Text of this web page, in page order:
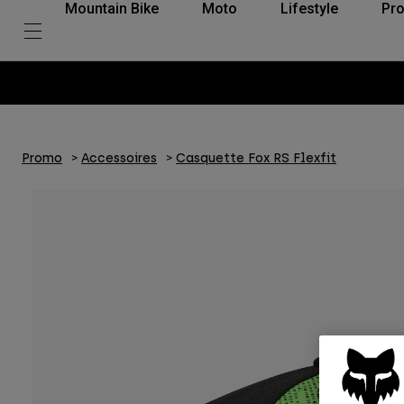
Mountain Bike Moto Lifestyle
Promo Accessoires Casquette Fox RS Flexfit